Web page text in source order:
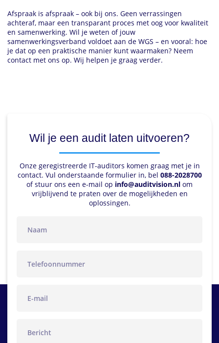
Afspraak is afspraak – ook bij ons. Geen verrassingen
achteraf, maar een transparant proces met oog voor kwaliteit
en samenwerking. Wil je weten of jouw
samenwerkingsverband voldoet aan de WGS – en vooral: hoe
je dat op een praktische manier kunt waarmaken? Neem
contact met ons op. Wij helpen je graag verder.
Wil je een audit laten uitvoeren?
Onze geregistreerde IT-auditors komen graag met je in
contact. Vul onderstaande formulier in, bel 088-2028700
of stuur ons een e-mail op info@auditvision.nl om
vrijblijvend te praten over de mogelijkheden en
oplossingen.